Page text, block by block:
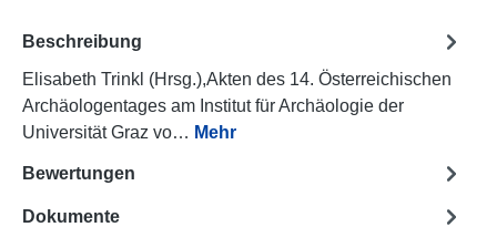
Beschreibung
Elisabeth Trinkl (Hrsg.),Akten des 14. Österreichischen
Archäologentages am Institut für Archäologie der
Universität Graz vo… Mehr
Bewertungen
Dokumente